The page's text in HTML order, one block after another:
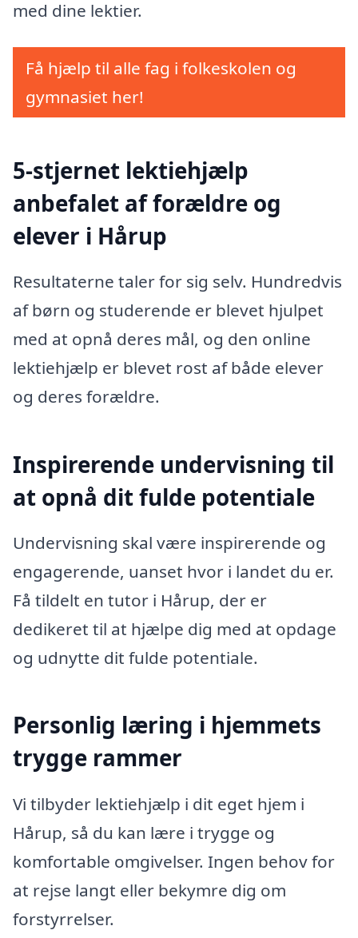
med dine lektier.
Få hjælp til alle fag i folkeskolen og
gymnasiet her!
5-stjernet lektiehjælp
anbefalet af forældre og
elever i Hårup
Resultaterne taler for sig selv. Hundredvis
af børn og studerende er blevet hjulpet
med at opnå deres mål, og den online
lektiehjælp er blevet rost af både elever
og deres forældre.
Inspirerende undervisning til
at opnå dit fulde potentiale
Undervisning skal være inspirerende og
engagerende, uanset hvor i landet du er.
Få tildelt en tutor i Hårup, der er
dedikeret til at hjælpe dig med at opdage
og udnytte dit fulde potentiale.
Personlig læring i hjemmets
trygge rammer
Vi tilbyder lektiehjælp i dit eget hjem i
Hårup, så du kan lære i trygge og
komfortable omgivelser. Ingen behov for
at rejse langt eller bekymre dig om
forstyrrelser.